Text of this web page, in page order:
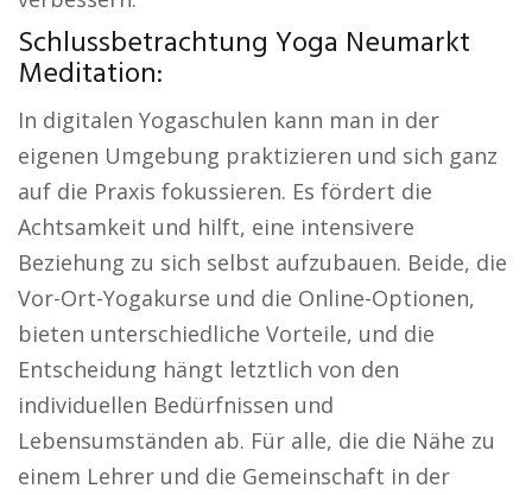
Schlussbetrachtung Yoga Neumarkt
Meditation:
In digitalen Yogaschulen kann man in der
eigenen Umgebung praktizieren und sich ganz
auf die Praxis fokussieren. Es fördert die
Achtsamkeit und hilft, eine intensivere
Beziehung zu sich selbst aufzubauen. Beide, die
Vor-Ort-Yogakurse und die Online-Optionen,
bieten unterschiedliche Vorteile, und die
Entscheidung hängt letztlich von den
individuellen Bedürfnissen und
Lebensumständen ab. Für alle, die die Nähe zu
einem Lehrer und die Gemeinschaft in der